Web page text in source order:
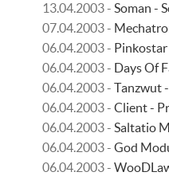
13.04.2003 - Soman -
07.04.2003 -
06.04.2003 -
06.04.2003 - Days Of
06.04.2003 - Tanzwut
06.04.2003 - Client -
06.04.2003 - Saltatio
06.04.2003 - God
06.04.2003 -